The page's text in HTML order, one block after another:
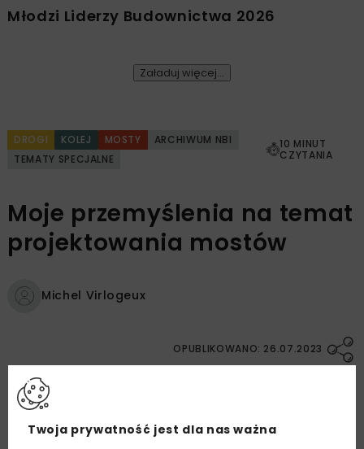
Młodzi Liderzy Budownictwa 2026
Załaduj więcej...
DROGI KOLEJ MOSTY
ARCHIWUM NBI
TEMATY SPECJALNE
10 MINUT
CZYTANIA
Moje przemyślenia na temat
projektowania mostów
Michel Virlogeux
OPUBLIKOWANO: 26.07.2023
Szanowny Rektorze, szanowni Członkowie
Senatu Politechniki Wrocławskiej, szanowne
Twoja prywatność jest dla nas ważna